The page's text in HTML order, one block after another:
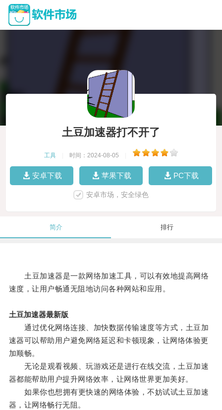
土豆加速器打不开了
工具 时间：2024-08-05
安卓下载 苹果下载 PC下载
安卓市场，安全绿色
简介 排行
土豆加速器是一款网络加速工具，可以有效地提高网络
速度，让用户畅通无阻地访问各种网站和应用。
土豆加速器最新版
通过优化网络连接、加快数据传输速度等方式，土豆加
速器可以帮助用户避免网络延迟和卡顿现象，让网络体验更
加顺畅。
无论是观看视频、玩游戏还是进行在线交流，土豆加速
器都能帮助用户提升网络效率，让网络世界更加美好。
如果你也想拥有更快速的网络体验，不妨试试土豆加速
器，让网络畅行无阻。